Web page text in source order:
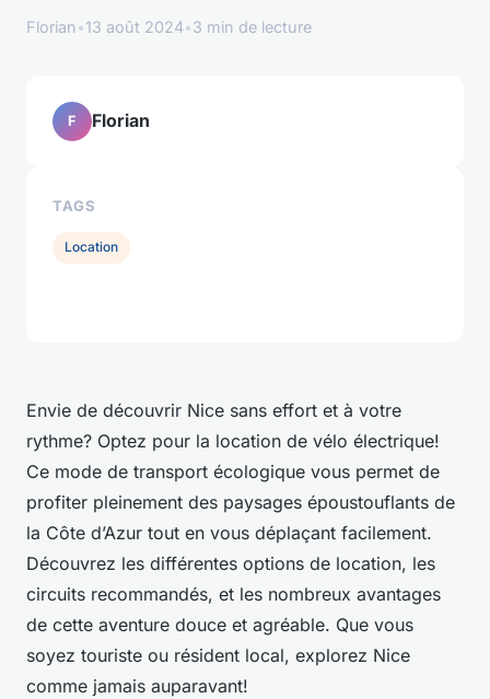
Florian•13 août 2024•3 min de lecture
Envie de découvrir Nice sans effort et à votre
rythme? Optez pour la location de vélo électrique!
Ce mode de transport écologique vous permet de
profiter pleinement des paysages époustouflants de
la Côte d’Azur tout en vous déplaçant facilement.
Découvrez les différentes options de location, les
circuits recommandés, et les nombreux avantages
de cette aventure douce et agréable. Que vous
soyez touriste ou résident local, explorez Nice
comme jamais auparavant!
F Florian
TAGS
Location